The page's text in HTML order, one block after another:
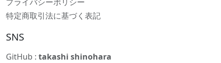
特定商取引法に基づく表記
SNS
GitHub : takashi shinohara